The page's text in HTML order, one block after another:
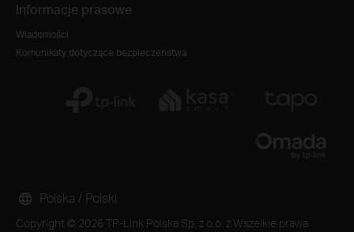
Informacje prasowe
Wiadomości
Komunikaty dotyczące bezpieczeństwa
Copyright © 2026 TP-Link Polska Sp. z o.o. z Wszelkie prawa
Polska / Polski